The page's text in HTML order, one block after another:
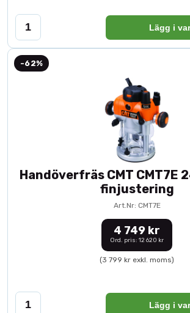
Lägg i
-62%
Handöverfräs CMT CMT7E
finjustering
Art.Nr: CMT7E
4 749 kr
Ord. pris: 12 620 kr
(3 799 kr exkl. moms)
Lägg i